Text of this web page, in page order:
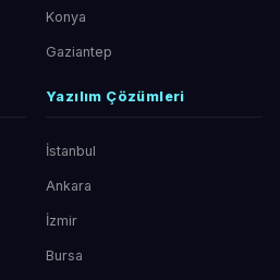
Konya
Gaziantep
Yazılım Çözümleri
İstanbul
Ankara
İzmir
Bursa